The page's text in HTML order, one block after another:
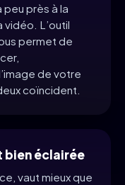
près à la
L’outil
permet de
de votre
coïncident.
bien éclairée
vaut mieux que